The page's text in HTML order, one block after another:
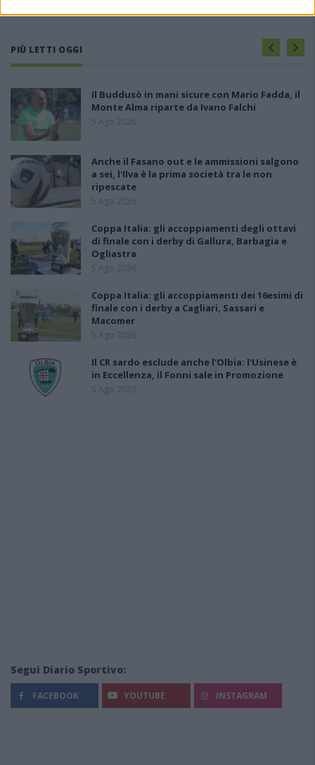
PIÙ LETTI OGGI
Il Buddusò in mani sicure con Mario Fadda, il
Monte Alma riparte da Ivano Falchi
5 Ago 2026
Anche il Fasano out e le ammissioni salgono
a sei, l'Ilva è la prima società tra le non
ripescate
5 Ago 2026
Coppa Italia: gli accoppiamenti degli ottavi
di finale con i derby di Gallura, Barbagia e
Ogliastra
5 Ago 2026
Coppa Italia: gli accoppiamenti dei 16esimi di
finale con i derby a Cagliari, Sassari e
Macomer
5 Ago 2026
Il CR sardo esclude anche l'Olbia: l'Usinese è
in Eccellenza, il Fonni sale in Promozione
5 Ago 2026
Segui Diario Sportivo:
FACEBOOK YOUTUBE INSTAGRAM